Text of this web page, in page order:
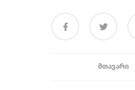
ᲛᲗᲐᲕᲐᲠᲘ